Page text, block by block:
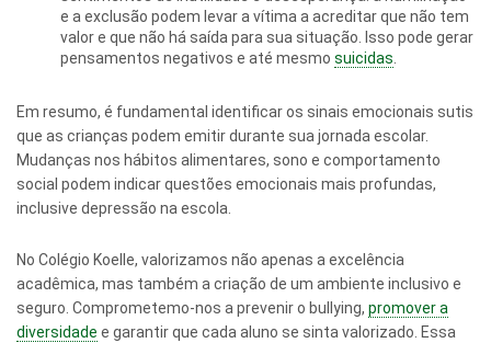
e a exclusão podem levar a vítima a acreditar que não tem
valor e que não há saída para sua situação. Isso pode gerar
pensamentos negativos e até mesmo suicidas
Em resumo, é fundamental identificar os sinais emocionais sutis
que as crianças podem emitir durante sua jornada escolar.
Mudanças nos hábitos alimentares, sono e comportamento
social podem indicar questões emocionais mais profundas,
inclusive depressão na escola.
No Colégio Koelle, valorizamos não apenas a excelência
acadêmica, mas também a criação de um ambiente inclusivo e
seguro. Comprometemo-nos a prevenir o bullying, promover a
diversidade e garantir que cada aluno se sinta valorizado. Essa